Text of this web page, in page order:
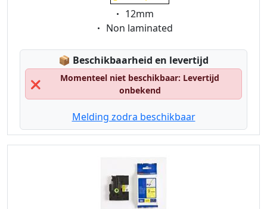
Eigenschaft:
12mm
Eigenschaft:
Non laminated
📦 Lagerstatus:
Beschikbaarheid en levertijd
❌
Momenteel niet beschikbaar: Levertijd
onbekend
Melding zodra beschikbaar